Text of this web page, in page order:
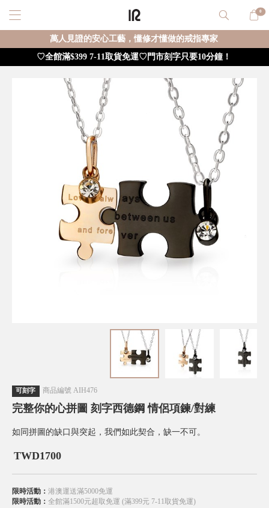
0
萬人見證的安心工藝，懂修才懂做的戒指專家
♡全館滿$399 7-11取貨免運♡門市刻字只要10分鐘！
可刻字 商品編號 AIH476
完整你的心拼圖 刻字西德鋼 情侶項鍊/對練
如同拼圖的缺口與突起，我們如此契合，缺一不可。
TWD1700
限時活動： 港澳運送滿5000免運
限時活動： 全館滿1500元超取免運 (滿399元 7-11取貨免運)